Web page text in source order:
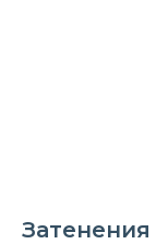
Затенения